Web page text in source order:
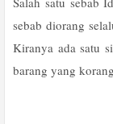
sebab diorang
Kiranya ada satu
barang yang